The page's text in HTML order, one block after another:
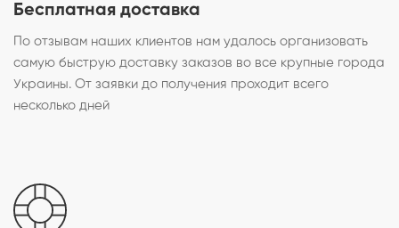
Бесплатная доставка
По отзывам наших клиентов нам удалось организовать
самую быструю доставку заказов во все крупные города
Украины. От заявки до получения проходит всего
несколько дней